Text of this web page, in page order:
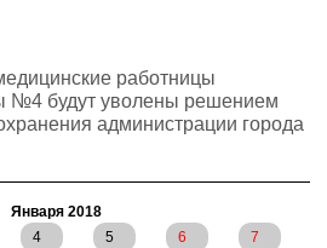
работницы
№4 будут уволены решением
администрации города
Января 2018
4 5 6
7